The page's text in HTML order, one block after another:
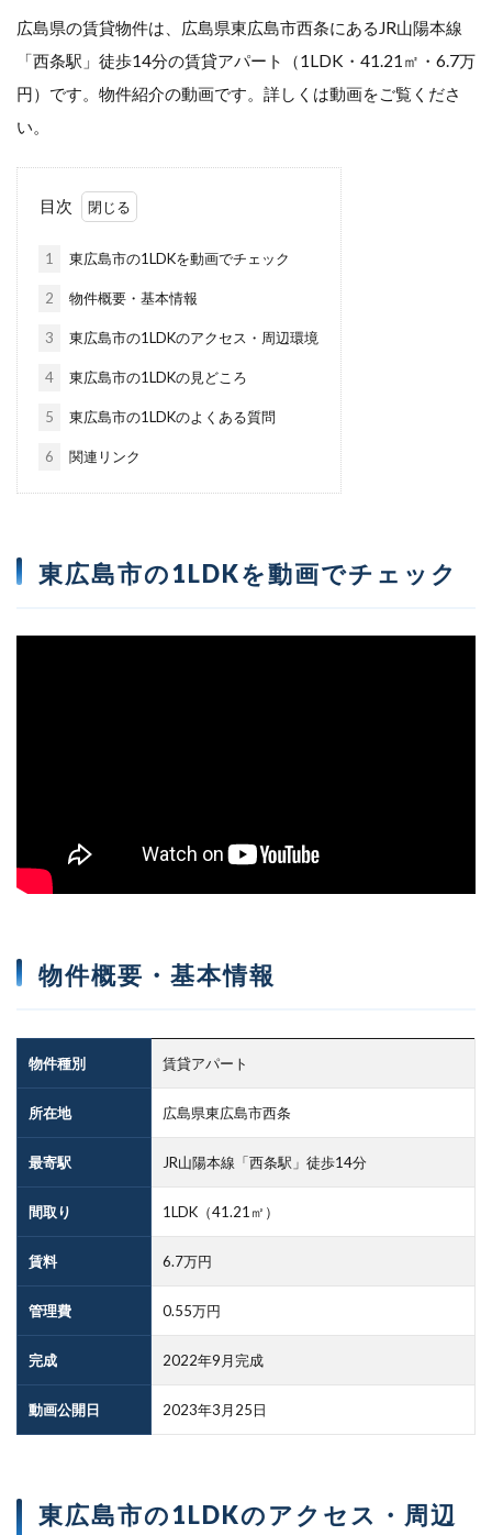
広島県の賃貸物件は、広島県東広島市西条にあるJR山陽本線
「西条駅」徒歩14分の賃貸アパート（1LDK・41.21㎡・6.7万
円）です。物件紹介の動画です。詳しくは動画をご覧くださ
い。
目次
1 東広島市の1LDKを動画でチェック
2 物件概要・基本情報
3 東広島市の1LDKのアクセス・周辺環境
4 東広島市の1LDKの見どころ
5 東広島市の1LDKのよくある質問
6 関連リンク
東広島市の1LDKを動画でチェック
物件概要・基本情報
物件種別 賃貸アパート
所在地 広島県東広島市西条
最寄駅 JR山陽本線「西条駅」徒歩14分
間取り 1LDK（41.21㎡）
賃料 6.7万円
管理費 0.55万円
完成 2022年9月完成
動画公開日 2023年3月25日
東広島市の1LDKのアクセス・周辺